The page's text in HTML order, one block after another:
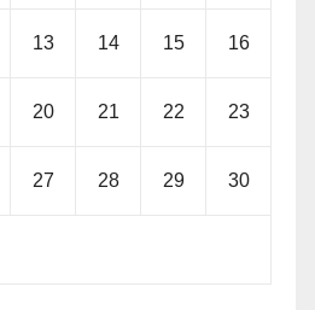
13 14 15 16
20 21 22 23
27 28 29 30